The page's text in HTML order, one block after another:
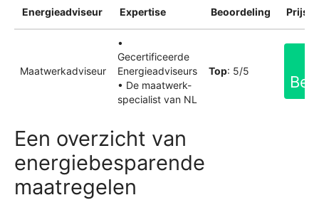
Energieadviseur Expertise Beoordeling
Maatwerkadviseur
•
Gecertificeerde
Energieadviseurs
• De maatwerk-
specialist van NL
Top: 5/5
Een overzicht van
energiebesparende
maatregelen